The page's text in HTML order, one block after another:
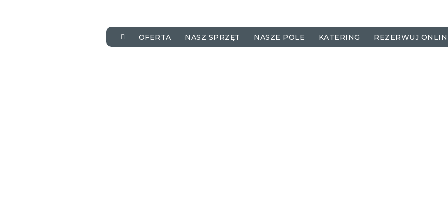
OFERTA NASZ SPRZĘT NASZE POLE KATERING REZERWUJ